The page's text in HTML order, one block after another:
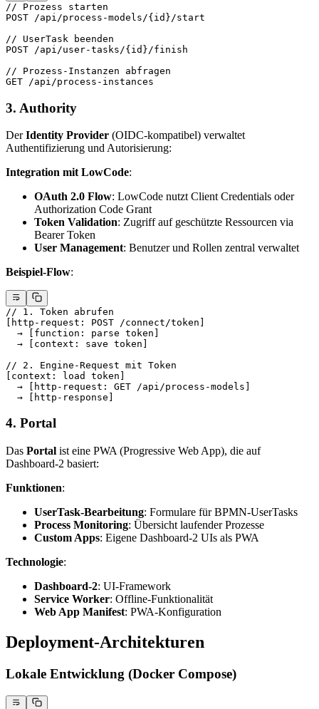
// Prozess starten
POST /api /process -models /{id} /start
// UserTask beenden
POST /api /user-tasks /{id} /finish
// Prozess-Instanzen abfragen
GET /api /process - instances
3. Authority
DerIdentity Provider (OIDC-kompatibel) verwaltet
Authentifizierung und Autorisierung:
Integration mit LowCode:
OAuth 2.0 Flow: LowCode nutzt Client Credentials oder
Authorization Code Grant
Token Validation: Zugriff auf geschützte Ressourcen via
Bearer Token
User Management: Benutzer und Rollen zentral verwaltet
Beispiel-Flow:
// 1. Token abrufen
[http - request: POST /connect /token]
  → [
function : parse token ]
  → [
context : save token ]
// 2. Engine-Request mit Token
[ context : load token ]
  → [
http - request : GET /api /process -models ]
  → [
http - response ]
4. Portal
Das Portal ist eine PWA (Progressive Web App), die auf
Dashboard-2 basiert:
Funktionen:
UserTask-Bearbeitung: Formulare für BPMN-UserTasks
Process Monitoring: Übersicht laufender Prozesse
Custom Apps: Eigene Dashboard-2 UIs als PWA
Technologie:
Dashboard-2: UI-Framework
Service Worker: Offline-Funktionalität
Web App Manifest: PWA-Konfiguration
Deployment-Architekturen
Lokale Entwicklung (Docker Compose)